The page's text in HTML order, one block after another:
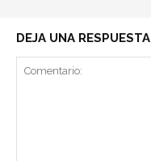
DEJA UNA RESPUESTA